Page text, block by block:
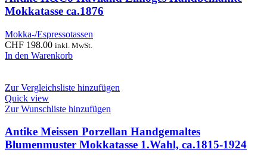
Mokkatasse ca.1876
Mokka-/Espressotassen
CHF 198.00 inkl. MwSt.
In den Warenkorb
Zur Vergleichsliste hinzufügen
Quick view
Zur Wunschliste hinzufügen
Antike Meissen Porzellan Handgemaltes
Blumenmuster Mokkatasse 1.Wahl, ca.1815-1924